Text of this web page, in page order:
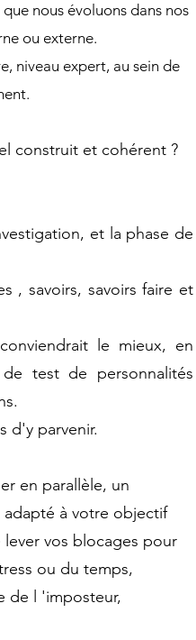
nous évoluons dans nos
ou externe.
niveau expert, au sein de
construit et cohérent ?
et la phase de
, savoirs, savoirs faire et
le mieux, en
test de personnalités
d'y parvenir.
en parallèle, un
à votre objectif
vos blocages pour
ou du temps,
de l 'imposteur,